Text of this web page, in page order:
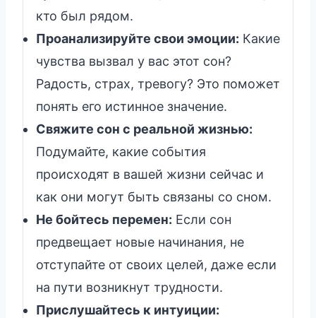
кто был рядом.
Проанализируйте свои эмоции: Какие
чувства вызвал у вас этот сон?
Радость, страх, тревогу? Это поможет
понять его истинное значение.
Свяжите сон с реальной жизнью:
Подумайте, какие события
происходят в вашей жизни сейчас и
как они могут быть связаны со сном.
Не бойтесь перемен: Если сон
предвещает новые начинания, не
отступайте от своих целей, даже если
на пути возникнут трудности.
Прислушайтесь к интуиции: